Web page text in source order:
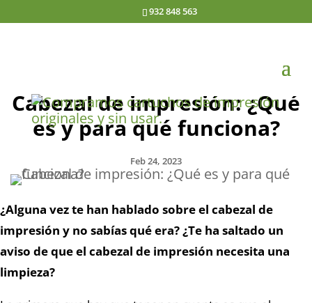
932 848 563
Cabezal de impresión: ¿Qué
es y para qué funciona?
Feb 24, 2023
¿Alguna vez te han hablado sobre el cabezal de
impresión y no sabías qué era? ¿Te ha saltado un
aviso de que el cabezal de impresión necesita una
limpieza?